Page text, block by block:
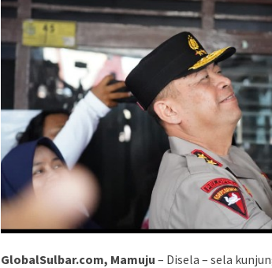
GlobalSulbar.com, Mamuju – Disela – sela